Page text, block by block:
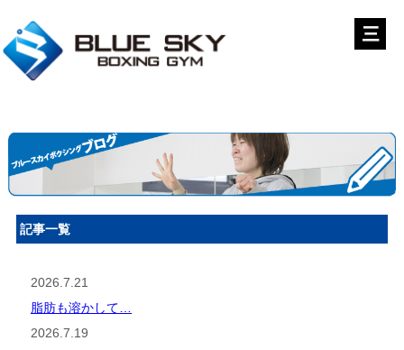
記事一覧
2026.7.21
脂肪も溶かして…
2026.7.19